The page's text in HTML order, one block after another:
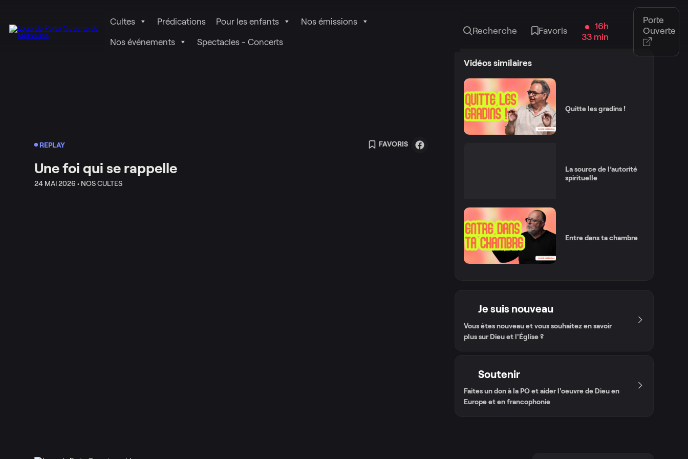
Cultes Prédications Pour les enfants Nos émissions
Nos événements Spectacles - Concerts
Recherche Favoris
16h
33 min
Porte
Ouverte
REPLAY FAVORIS
Une foi qui se rappelle
24 MAI 2026 • NOS CULTES
Vidéos similaires
Quitte les gradins !
La source de l’autorité
spirituelle
Entre dans ta chambre
Je suis nouveau
Vous êtes nouveau et vous souhaitez en savoir
plus sur Dieu et l'Église ?
Soutenir
Faites un don à la PO et aider l'oeuvre de Dieu en
Europe et en francophonie